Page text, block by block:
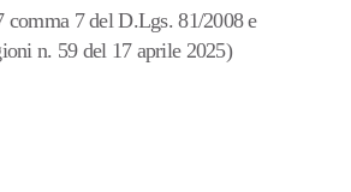
comma 7 del D.Lgs. 81/2008 e
n. 59 del 17 aprile 2025)